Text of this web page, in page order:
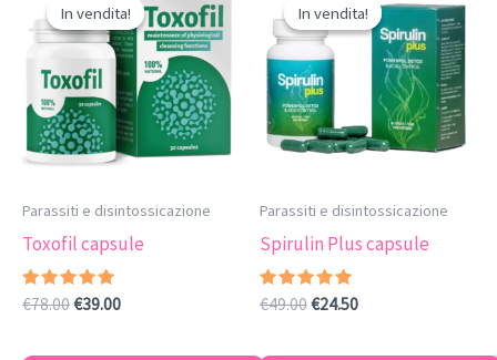
In vendita!
In vendita!
Parassiti e disintossicazione
Toxofil capsule
Valutato
4.83
€78.00Il
€39.00Il
In vendita!
In vendita!
Parassiti e disintossicazione
Spirulin Plus capsule
Valutato
4.67
€49.00Il
€24.50Il